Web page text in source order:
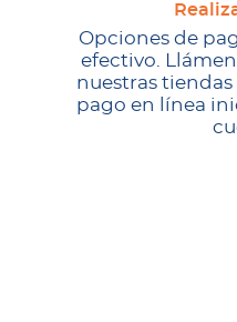
Opciones de
efectivo.
nuestras tiendas
pago en línea